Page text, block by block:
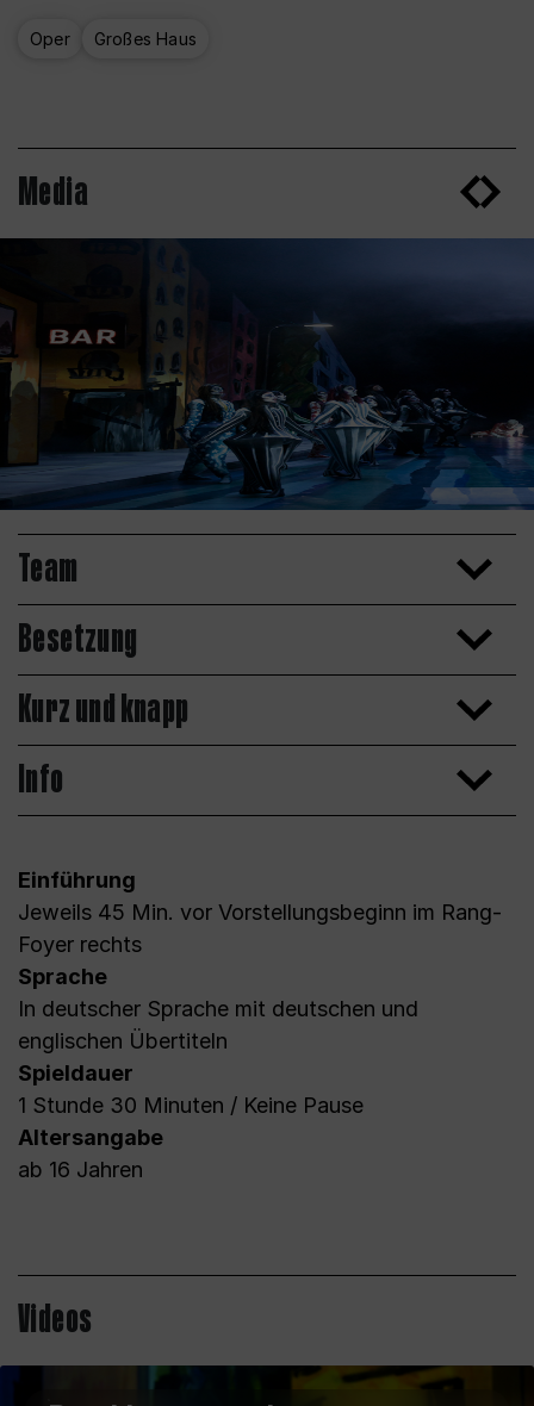
Oper Großes Haus
Media
Team
Besetzung
Kurz und knapp
Info
Einführung
Jeweils 45 Min. vor Vorstellungsbeginn im Rang-
Foyer rechts
Sprache
In deutscher Sprache mit deutschen und
englischen Übertiteln
Spieldauer
1 Stunde 30 Minuten / Keine Pause
Altersangabe
ab 16 Jahren
Videos